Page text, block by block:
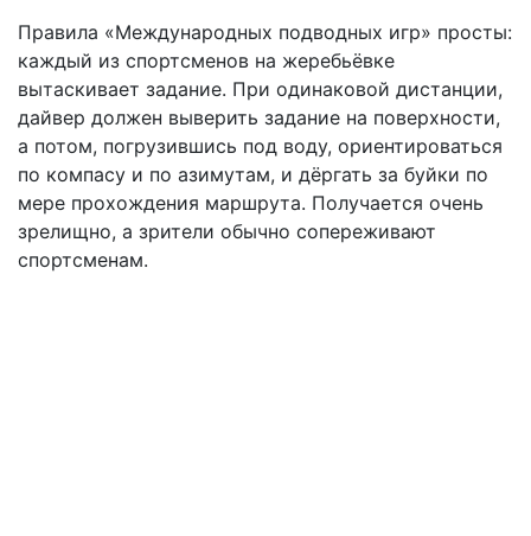
Правила «Международных подводных игр» просты:
каждый из спортсменов на жеребьёвке
вытаскивает задание. При одинаковой дистанции,
дайвер должен выверить задание на поверхности,
а потом, погрузившись под воду, ориентироваться
по компасу и по азимутам, и дёргать за буйки по
мере прохождения маршрута. Получается очень
зрелищно, а зрители обычно сопереживают
спортсменам.